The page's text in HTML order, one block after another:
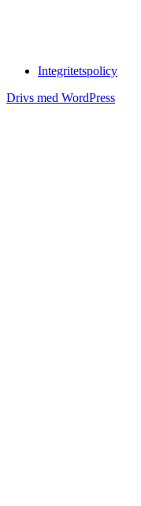
Integritetspolicy
Drivs med WordPress